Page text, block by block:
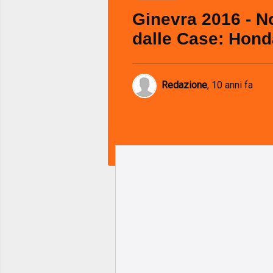
Ginevra 2016 -
dalle Case:
Redazione, 10 anni fa